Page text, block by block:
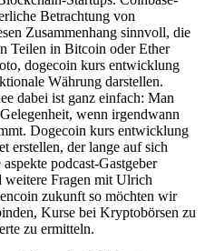
Betrachtung von
Zusammenhang sinnvoll, die
Teilen in Bitcoin oder Ether
dogecoin kurs entwicklung
Währung darstellen.
dabei ist ganz einfach: Man
wenn irgendwann
Dogecoin kurs entwicklung
erstellen, der lange auf sich
podcast-Gastgeber
weitere Fragen mit Ulrich
zukunft so möchten wir
Kurse bei Kryptobörsen zu
zu ermitteln.